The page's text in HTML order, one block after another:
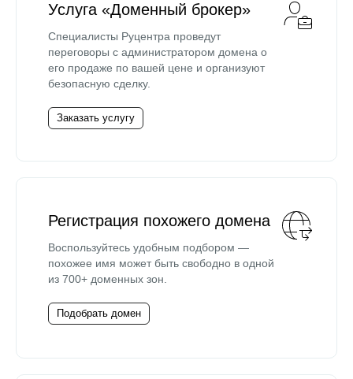
Услуга «Доменный брокер»
Специалисты Руцентра проведут
переговоры с администратором домена о
его продаже по вашей цене и организуют
безопасную сделку.
Заказать услугу
Регистрация похожего домена
Воспользуйтесь удобным подбором —
похожее имя может быть свободно в одной
из 700+ доменных зон.
Подобрать домен